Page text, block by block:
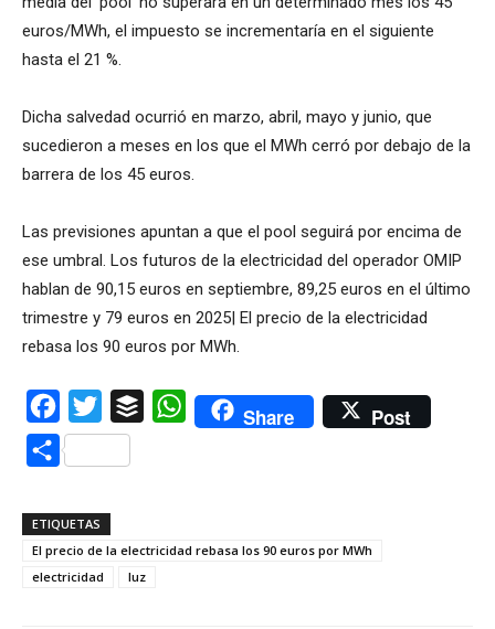
euros/MWh, el impuesto se incrementaría en el siguiente
hasta el 21 %.
Dicha salvedad ocurrió en marzo, abril, mayo y junio, que
sucedieron a meses en los que el MWh cerró por debajo de la
barrera de los 45 euros.
Las previsiones apuntan a que el pool seguirá por encima de
ese umbral. Los futuros de la electricidad del operador OMIP
hablan de 90,15 euros en septiembre, 89,25 euros en el último
trimestre y 79 euros en 2025| El precio de la electricidad
rebasa los 90 euros por MWh.
Facebook
Twitter Buffer WhatsAppShare Post
Compartir
ETIQUETAS
El precio de la electricidad rebasa los 90 euros por MWh
electricidad
luz